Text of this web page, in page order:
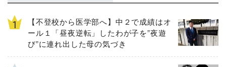
【不登校から医学部へ】中２で成績はオ
ール１「昼夜逆転」したわが子を”夜遊
び”に連れ出した母の気づき